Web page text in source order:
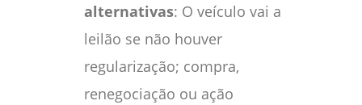
alternativas: O veículo vai a
leilão se não houver
regularização; compra,
renegociação ou ação